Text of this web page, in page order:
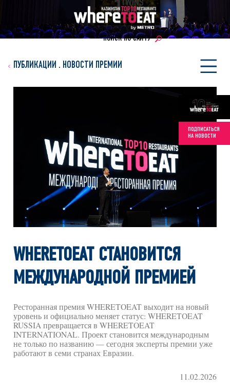
ПОИСК ПО САЙТУ
ПОДПИСАТЬСЯ
НА НОВОСТИ
ПУБЛИКАЦИИ . НОВОСТИ ПРЕМИИ
WHERETOEAT СТАНОВИТСЯ
МЕЖДУНАРОДНОЙ ПРЕМИЕЙ
Ресторанная премия WHERETOEAT выходит на новый
уровень и официально меняет статус: WHERETOEAT
RUSSIA превращается в WHERETOEAT
INTERNATIONAL. Проект становится международным
не только по названию — сегодня эксперты премии уже
работают в семи странах Евразии.
11.02.2026